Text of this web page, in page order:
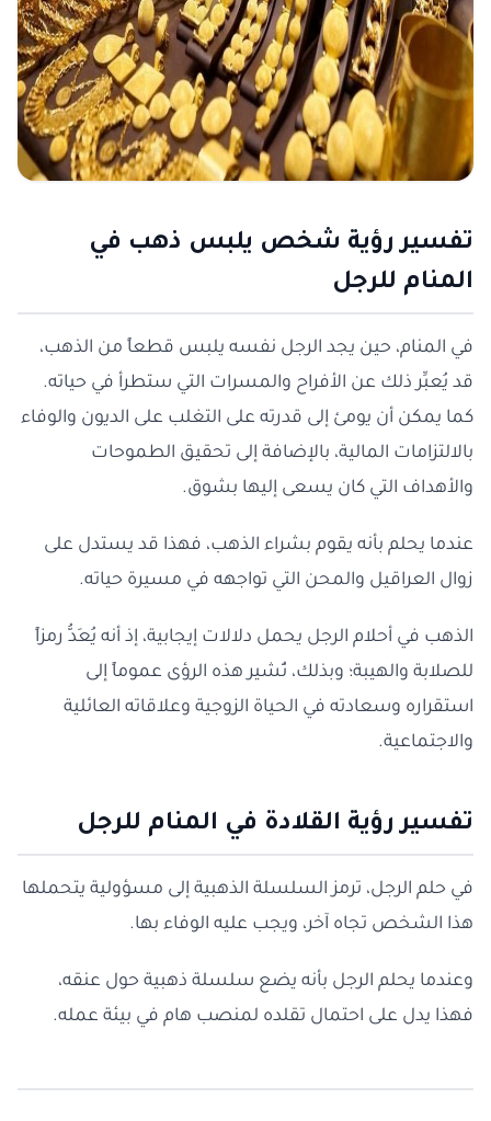
تفسير رؤية شخص يلبس ذهب في
المنام للرجل
في المنام، حين يجد الرجل نفسه يلبس قطعاً من الذهب،
قد يُعبِّر ذلك عن الأفراح والمسرات التي ستطرأ في حياته.
كما يمكن أن يومئ إلى قدرته على التغلب على الديون والوفاء
بالالتزامات المالية، بالإضافة إلى تحقيق الطموحات
والأهداف التي كان يسعى إليها بشوق.
عندما يحلم بأنه يقوم بشراء الذهب، فهذا قد يستدل على
زوال العراقيل والمحن التي تواجهه في مسيرة حياته.
الذهب في أحلام الرجل يحمل دلالات إيجابية، إذ أنه يُعَدُّ رمزاً
للصلابة والهيبة؛ وبذلك، تُشير هذه الرؤى عموماً إلى
استقراره وسعادته في الحياة الزوجية وعلاقاته العائلية
والاجتماعية.
تفسير رؤية القلادة في المنام للرجل
في حلم الرجل، ترمز السلسلة الذهبية إلى مسؤولية يتحملها
هذا الشخص تجاه آخر، ويجب عليه الوفاء بها.
وعندما يحلم الرجل بأنه يضع سلسلة ذهبية حول عنقه،
فهذا يدل على احتمال تقلده لمنصب هام في بيئة عمله.